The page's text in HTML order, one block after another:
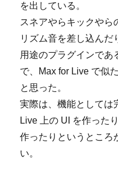
を出している。
スネアやらキックやら
リズム音を差し込んだ
用途のプラグインであ
で、Max for Live で似
と思った。
実際は、機能としては
Live 上の UI を作った
作ったりというところ
い。